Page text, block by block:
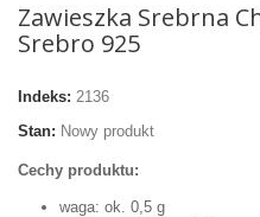
Zawieszka Srebrna
Srebro 925
Indeks: 2136
Stan: Nowy produkt
Cechy produktu:
waga: ok. 0,5 g